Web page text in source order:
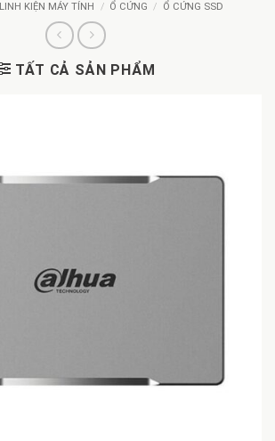
LINH KIỆN MÁY TÍNH / Ổ CỨNG / Ổ CỨNG SSD
TẤT CẢ SẢN PHẨM